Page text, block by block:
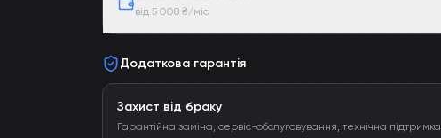
від 5 008 ₴/міс
Додаткова гарантія
Захист від браку
Гарантійна заміна, сервіс-обслуговування, технічна підтримка